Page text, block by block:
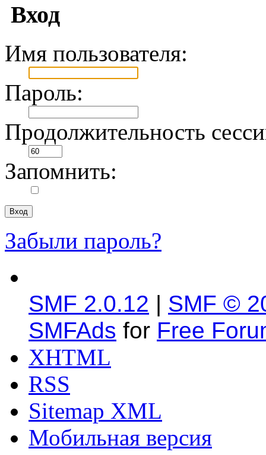
Вход
Имя пользователя:
Пароль:
Продолжительность
Запомнить:
Забыли пароль?
SMF 2.0.12 | SMF ©
SMFAds for Free
XHTML
RSS
Sitemap XML
Мобильная версия